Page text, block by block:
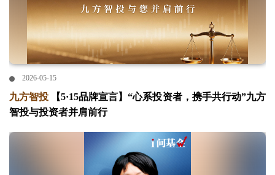
2026-05-15
九方智投
【5·15品牌宣言】“心系投资者，携手共行动”九方
智投与投资者并肩前行